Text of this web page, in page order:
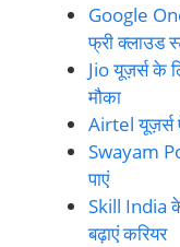
Google
फ्री क्लाउड
Jio यूज़र्स के
मौका
Airtel यूज़र्स
Swayam
पाएं
Skill India
बढ़ाएं करियर